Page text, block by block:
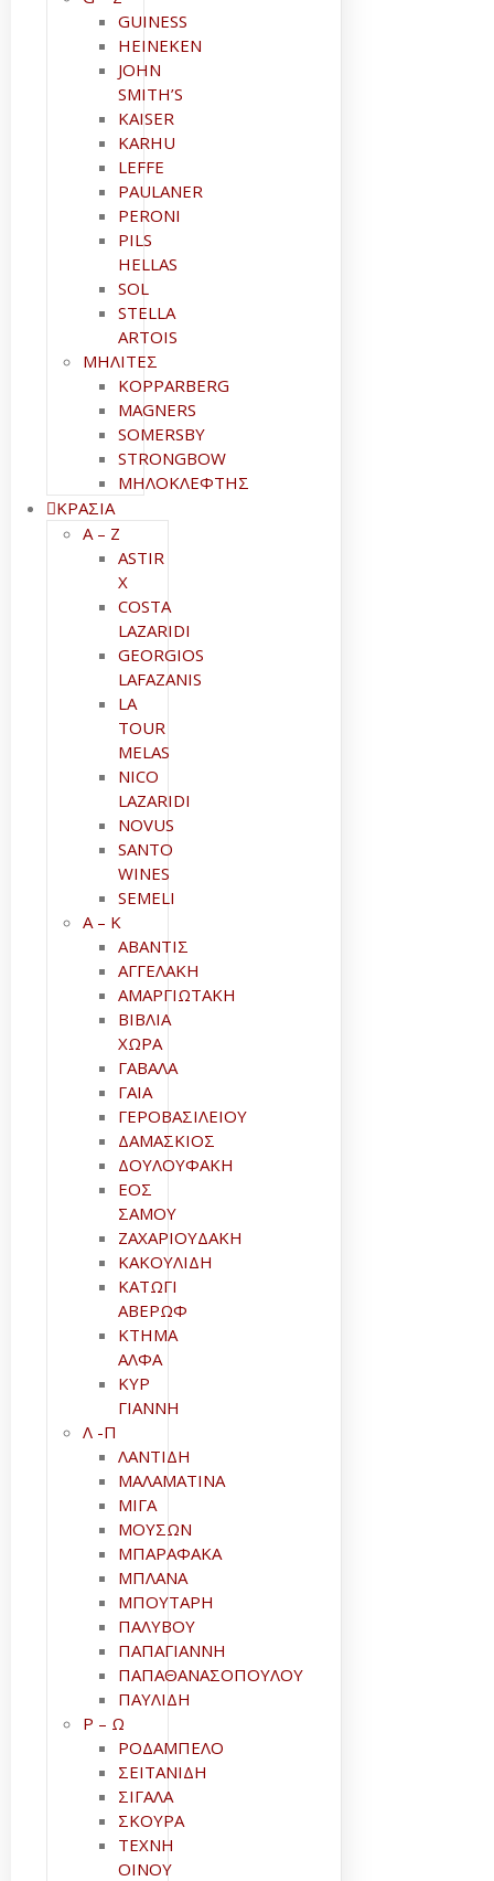
GUINESS
HEINEKEN
JOHN
SMITH’S
KAISER
KARHU
LEFFE
PAULANER
PERONI
PILS
HELLAS
SOL
STELLA
ARTOIS
ΜΗΛΙΤΕΣ
KOPPARBERG
MAGNERS
SOMERSBY
STRONGBOW
ΜΗΛΟΚΛΕΦΤΗΣ
ΚΡΑΣΙΑ
A – Z
ASTIR
X
COSTA
LAZARIDI
GEORGIOS
LAFAZANIS
LA
TOUR
MELAS
NICO
LAZARIDI
NOVUS
SANTO
WINES
SEMELI
Α – Κ
ΑΒΑΝΤΙΣ
ΑΓΓΕΛΑΚΗ
ΑΜΑΡΓΙΩΤΑΚΗ
ΒΙΒΛΙΑ
ΧΩΡΑ
ΓΑΒΑΛΑ
ΓΑΙΑ
ΓΕΡΟΒΑΣΙΛΕΙΟΥ
ΔΑΜΑΣΚΙΟΣ
ΔΟΥΛΟΥΦΑΚΗ
ΕΟΣ
ΣΑΜΟΥ
ΖΑΧΑΡΙΟΥΔΑΚΗ
ΚΑΚΟΥΛΙΔΗ
ΚΑΤΩΓΙ
ΑΒΕΡΩΦ
ΚΤΗΜΑ
ΑΛΦΑ
ΚΥΡ
ΓΙΑΝΝΗ
Λ -Π
ΛΑΝΤΙΔΗ
ΜΑΛΑΜΑΤΙΝΑ
ΜΙΓΑ
ΜΟΥΣΩΝ
ΜΠΑΡΑΦΑΚΑ
ΜΠΛΑΝΑ
ΜΠΟΥΤΑΡΗ
ΠΑΛΥΒΟΥ
ΠΑΠΑΓΙΑΝΝΗ
ΠΑΠΑΘΑΝΑΣΟΠΟΥΛΟΥ
ΠΑΥΛΙΔΗ
Ρ – Ω
ΡΟΔΑΜΠΕΛΟ
ΣΕΙΤΑΝΙΔΗ
ΣΙΓΑΛΑ
ΣΚΟΥΡΑ
ΤΕΧΝΗ
ΟΙΝΟΥ